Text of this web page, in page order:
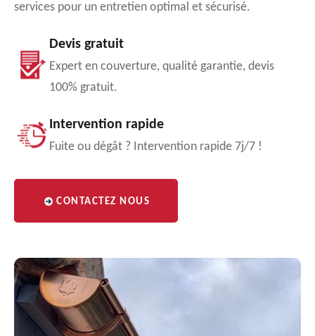
services pour un entretien optimal et sécurisé.
Devis gratuit
Expert en couverture, qualité garantie, devis
100% gratuit.
Intervention rapide
Fuite ou dégât ? Intervention rapide 7j/7 !
CONTACTEZ NOUS